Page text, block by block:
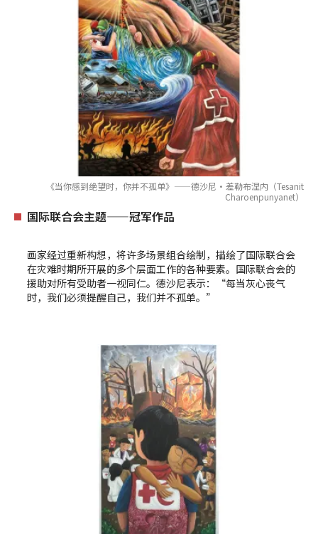
《当你感到绝望时，你并不孤单》——德沙尼·差勒布涅内（Tesanit
Charoenpunyanet）
国际联合会主题——冠军作品
画家经过重新构想，将许多场景组合绘制，描绘了国际联合会
在灾难时期所开展的多个层面工作的各种要素。国际联合会的
援助对所有受助者一视同仁。德沙尼表示：“每当灰心丧气
时，我们必须提醒自己，我们并不孤单。”